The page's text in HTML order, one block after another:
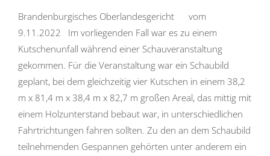
Brandenburgisches Oberlandesgericht vom
9.11.2022 Im vorliegenden Fall war es zu einem
Kutschenunfall während einer Schauveranstaltung
gekommen. Für die Veranstaltung war ein Schaubild
geplant, bei dem gleichzeitig vier Kutschen in einem 38,2
m x 81,4 m x 38,4 m x 82,7 m großen Areal, das mittig mit
einem Holzunterstand bebaut war, in unterschiedlichen
Fahrtrichtungen fahren sollten. Zu den an dem Schaubild
teilnehmenden Gespannen gehörten unter anderem ein